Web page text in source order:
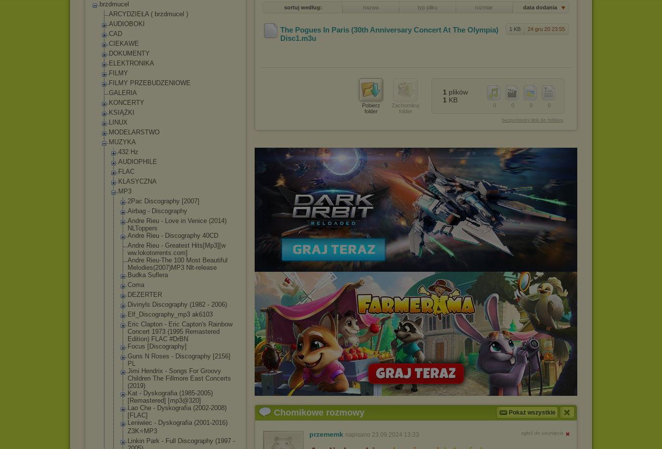
brzdmucel
ARCYDZIEŁA ( brzdmucel )
AUDIOBOKI
CAD
CIEKAWE
DOKUMENTY
ELEKTRONIKA
FILMY
FILMY PRZEBUDZENIOWE
GALERIA
KONCERTY
KSIĄŻKI
LINUX
MODELARSTWO
MUZYKA
432 Hz
AUDIOPHILE
FLAC
KLASYCZNA
MP3
2Pac Discography [2007]
Airbag - Discography
Andre Rieu - Love in Venice (2014)
NLToppers
Andre Rieu - Discography 40CD
Andre Rieu - Greatest Hits[Mp3][w
ww.lokotorrents.com]
Andre Rieu-The 100 Most Beautiful
Melodies(2007)MP3 Nlt-release
Budka Suflera
Coma
DEZERTER
Divinyls Discography (1982 - 2006)
Elf_Discography_mp3 ak6103
Eric Clapton - Eric Capton's Rainbow
Concert 1973 (1995 Remastered
Edition) FLAC #DrBN
Focus [Discography]
Guns N Roses - Discography [2156]
PL
Jimi Hendrix - Songs For Groovy
Children The Fillmore East Concerts
(2019)
Kat - Dyskografia (1985-2005)
[Remastered] [mp3@320]
Lao Che - Dyskografia (2002-2008)
[FLAC]
Leniwiec - Dyskografia (2001-2016)
Z3K⭐MP3
Linkin Park - Full Discography (1997 -
sortuj według: nazwa typ pliku rozmiar data dodania
1 KB 24 gru 20 23:55
The Pogues In Paris (30th Anniversary Concert At The Olympia)
Disc1.m3u
Pobierz
folder
Zachomikuj
folder
0
0
0
0
1 plików
1 KB
bezpośredni link do folderu
Chomikowe rozmowy Pokaż wszystkie
przememk napisano 23.09.2024 13:33 zgłoś do usunięcia